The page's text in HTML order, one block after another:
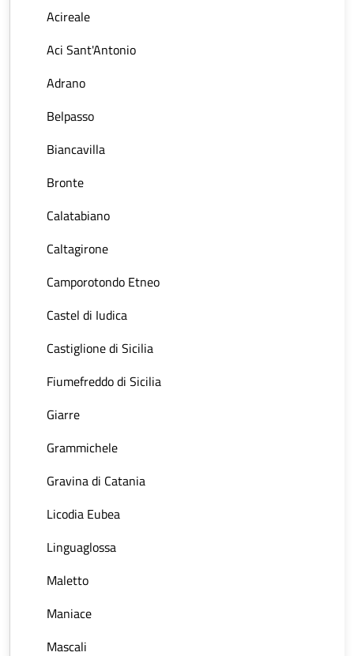
Acireale
Aci Sant'Antonio
Adrano
Belpasso
Biancavilla
Bronte
Calatabiano
Caltagirone
Camporotondo Etneo
Castel di Iudica
Castiglione di Sicilia
Fiumefreddo di Sicilia
Giarre
Grammichele
Gravina di Catania
Licodia Eubea
Linguaglossa
Maletto
Maniace
Mascali